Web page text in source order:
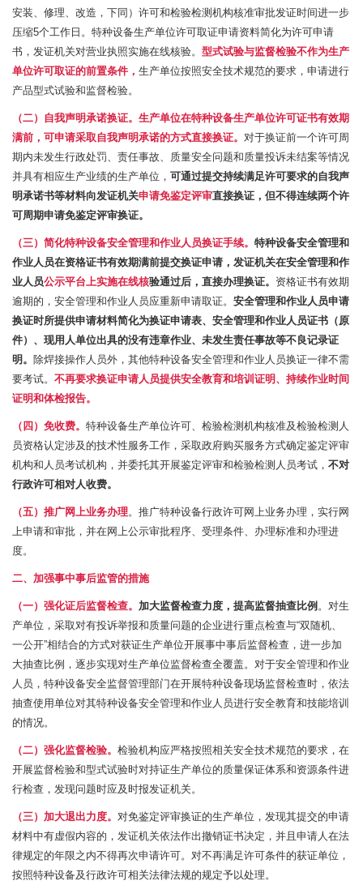
安装、修理、改造，下同）许可和检验检测机构核准审批发证时间进一步
压缩5个工作日。特种设备生产单位许可取证申请资料简化为许可申请
书，发证机关对营业执照实施在线核验。 型式试验与监督检验不作为生产
单位许可取证的前置条件， 生产单位按照安全技术规范的要求，申请进行
产品型式试验和监督检验。
（二）自我声明承诺换证。 生产单位在特种设备生产单位许可证书有效期
满前，可申请采取自我声明承诺的方式直接换证。 对于换证前一个许可周
期内未发生行政处罚、责任事故、质量安全问题和质量投诉未结案等情况
并具有相应生产业绩的生产单位， 可通过提交持续满足许可要求的自我声
明承诺书等材料向发证机关申请免鉴定评审直接换证，但不得连续两个许
可周期申请免鉴定评审换证。
（三）简化特种设备安全管理和作业人员换证手续。 特种设备安全管理和
作业人员在资格证书有效期满前提交换证申请，发证机关在安全管理和作
业人员公示平台上实施在线核验通过后，直接办理换证。 资格证书有效期
逾期的，安全管理和作业人员应重新申请取证。 安全管理和作业人员申请
换证时所提供申请材料简化为换证申请表、安全管理和作业人员证书（原
件）、现用人单位出具的没有违章作业、未发生责任事故等不良记录证
明。 除焊接操作人员外，其他特种设备安全管理和作业人员换证一律不需
要考试。 不再要求换证申请人员提供安全教育和培训证明、持续作业时间
证明和体检报告。
（四）免收费。 特种设备生产单位许可、检验检测机构核准及检验检测人
员资格认定涉及的技术性服务工作，采取政府购买服务方式确定鉴定评审
机构和人员考试机构，并委托其开展鉴定评审和检验检测人员考试， 不对
行政许可相对人收费。
（五）推广网上业务办理。推广特种设备行政许可网上业务办理，实行网
上申请和审批，并在网上公示审批程序、受理条件、办理标准和办理进
度。
二、加强事中事后监管的措施
（一）强化证后监督检查。 加大监督检查力度，提高监督抽查比例 。对生
产单位，采取对有投诉举报和质量问题的企业进行重点检查与“双随机、
一公开”相结合的方式对获证生产单位开展事中事后监督检查，进一步加
大抽查比例，逐步实现对生产单位监督检查全覆盖。对于安全管理和作业
人员，特种设备安全监督管理部门在开展特种设备现场监督检查时，依法
抽查使用单位对其特种设备安全管理和作业人员进行安全教育和技能培训
的情况。
（二）强化监督检验。 检验机构应严格按照相关安全技术规范的要求，在
开展监督检验和型式试验时对持证生产单位的质量保证体系和资源条件进
行检查，发现问题时应及时报发证机关。
（三）加大退出力度。 对免鉴定评审换证的生产单位，发现其提交的申请
材料中有虚假内容的，发证机关依法作出撤销证书决定，并且申请人在法
律规定的年限之内不得再次申请许可。对不再满足许可条件的获证单位，
按照特种设备及行政许可相关法律法规的规定予以处理。